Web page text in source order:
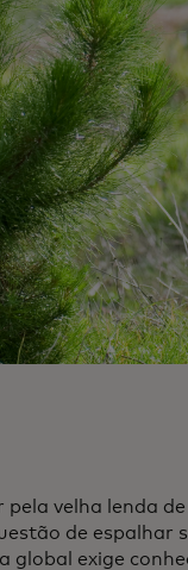
pela velha lenda
de espalhar
global exige